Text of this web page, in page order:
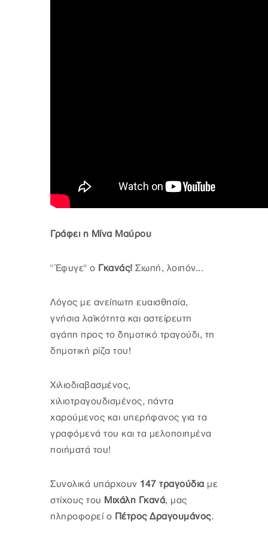
Γράφει η Μίνα Μαύρου
"Έφυγε" ο Γκανάς! Σιωπή, λοιπόν...
Λόγος με ανείπωτη ευαισθησία,
γνήσια λαϊκότητα και αστείρευτη
αγάπη προς το δημοτικό τραγούδι, τη
δημοτική ρίζα του!
Χιλιοδιαβασμένος,
χιλιοτραγουδισμένος, πάντα
χαρούμενος και υπερήφανος για τα
γραφόμενά του και τα μελοποιημένα
ποιήματά του!
Συνολικά υπάρχουν 147 τραγούδια με
στίχους του Μιχάλη Γκανά, μας
πληροφορεί ο Πέτρος Δραγουμάνος.